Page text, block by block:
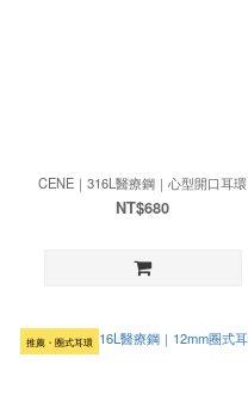
CENE｜316L醫療鋼｜心型開口耳環
NT$680
推薦・圈式耳環